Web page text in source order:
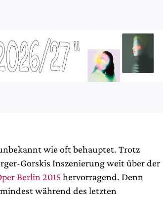
wie oft behauptet. Trotz
Gorskis Inszenierung weit über der
Berlin 2015hervorragend. Denn
während des letzten